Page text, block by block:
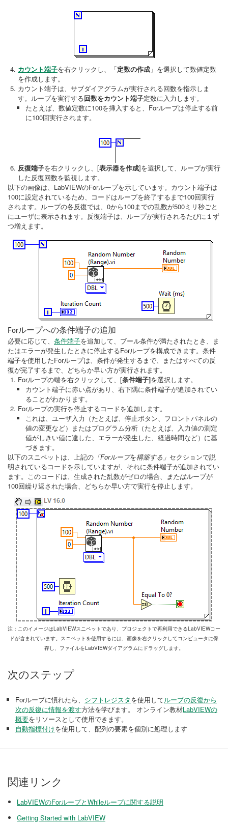
カウント端子を右クリックし、「定数の作成」 を選択して数値定数
を作成します。
カウント端子は、サブダイアグラムが実行される回数を指示しま
す。ループを実行する回数をカウント端子定数に入力します。
たとえば、数値定数に100を挿入すると、Forループは停止する前
に100回実行されます。
反復端子を右クリックし、[表示器を作成]を選択して、ループが実行
した反復回数を監視します。
以下の画像は、LabVIEWのForループを示しています。カウント端子は
100に設定されているため、コードはループを終了するまで100回実行
されます。ループの各反復では、0から100までの乱数が500ミリ秒ごと
にユーザに表示されます。反復端子は、ループが実行されるたびに１ず
つ増えます。
Forループへの条件端子の追加
必要に応じて、 条件端子を追加して、ブール条件が満たされたとき、ま
たはエラーが発生したときに停止するForループを構成できます。条件
端子を使用したForループは、条件が発生するまで、またはすべての反
復が完了するまで、どちらか早い方が実行されます。
Forループの端を右クリックして、[条件端子]を選択します。
カウント端子に赤い点があり、右下隅に条件端子が追加されてい
ることがわかります。
Forループの実行を停止するコードを追加します。
これは、ユーザ入力（たとえば、停止ボタン、フロントパネルの
値の変更など）またはプログラム分析（たとえば、入力値の測定
値がしきい値に達した、エラーが発生した、経過時間など）に基
づきます。
以下のスニペットは、上記の 「Forループを構築する」 セクションで説
明されているコードを示していますが、それに条件端子が追加されてい
ます。このコードは、生成された乱数がゼロの場合、
またはループが
100回繰り返された場合、どちらか早い方で実行を停止します。
注：このイメージはLabVIEWスニペットであり、プロジェクトで再利用できるLabVIEWコー
ドが含まれています。スニペットを使用するには、画像を右クリックしてコンピュータに保
存し、ファイルをLabVIEWダイアグラムにドラッグします。
次のステップ
Forループに慣れたら、 シフトレジスタを使用してループの反復から
次の反復に情報を渡す方法を学びます。 オンライン教材LabVIEWの
概要をリソースとして使用できます。
自動指標付けを使用して、配列の要素を個別に処理します
関連リンク
LabVIEW​の​For​ループ​と​While​ループ​に関する​説明
Getting Started with LabVIEW